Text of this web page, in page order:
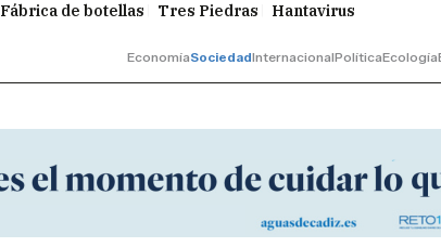
Fábrica de botellas Tres Piedras Hantavirus
EconomíaSociedadInternacionalPolíticaEcología